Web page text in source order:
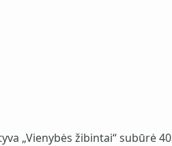
„Vienybės žibintai“ subūrė 40